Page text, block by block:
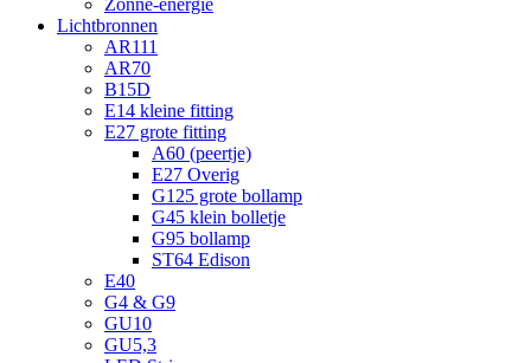
Zonne-energie
Lichtbronnen
AR111
AR70
B15D
E14 kleine fitting
E27 grote fitting
A60 (peertje)
E27 Overig
G125 grote bollamp
G45 klein bolletje
G95 bollamp
ST64 Edison
E40
G4 & G9
GU10
GU5,3